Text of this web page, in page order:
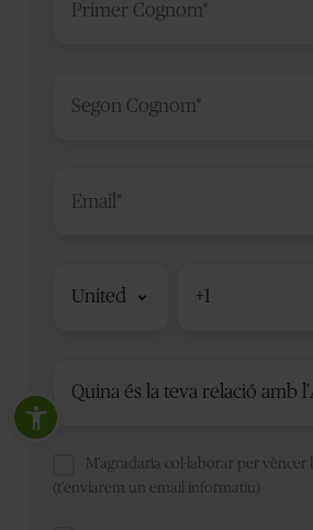
M'agradaria col·laborar per vèncer
(t'enviarem un email informatiu)